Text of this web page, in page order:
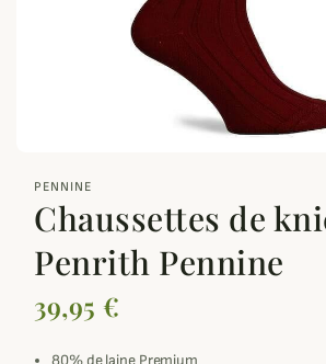
PENNINE
Chaussettes de
Penrith Pennine
39,95 €
80% de laine Premium